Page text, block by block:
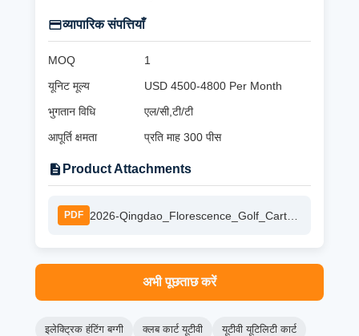
व्यापारिक संपत्तियाँ
MOQ
1
यूनिट मूल्य
USD 4500-4800 Per Month
भुगतान विधि
एल/सी,टी/टी
आपूर्ति क्षमता
प्रति माह 300 पीस
Product Attachments
PDF
अभी पूछताछ करें
इलेक्ट्रिक हंटिंग बग्गी क्लब कार्ट यूटीवी यूटीवी यूटिलिटी कार्ट